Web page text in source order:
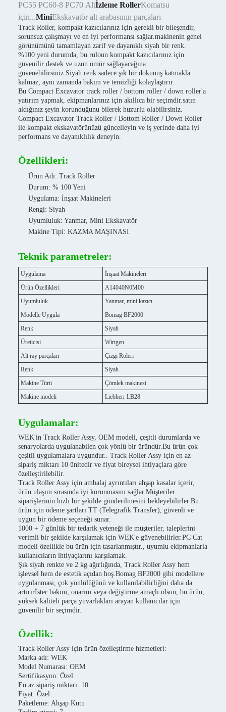
PC55 PC60-8 PC70 Altİzleme RollerKomatsu
için...MiniEkskavatör alt arabasının parçaları
Track Roller, kompakt kazıcılarınız için gerekli bir bileşendir,
sorunsuz çalışmayı ve en iyi performansı sağlar.makinenin genel
görünümünü tamamlayan zarif ve dayanıklı siyah bir renk.
%100 yeni durumda, bu ruloun kompakt kazıcılarınız için
güvenilir destek ve uzun ömür sağlayacağına
güvenebilirsiniz.Siyah renk sadece şık bir dokunuş katmakla
kalmaz, aynı zamanda bakım ve temizliği kolaylaştırır.
Bu Compact Excavator track roller / bottom roller / down roller'a
yatırım yapmak, ekipmanlarınız için akıllıca bir seçimdir.satın
aldığınız şeyin korunduğunu bilerek huzurlu olabilirsiniz.
Compact Excavator Track Roller / Bottom Roller / Down Roller
ile kompakt ekskavatörünüzü güncelleyin ve iş yerinde daha iyi
performans ve dayanıklılık deneyin.
Özellikleri:
Ürün Adı: Track Roller
Durum: % 100 Yeni
Uygulama: İnşaat Makineleri
Rengi: Siyah
Uyumluluk: Yanmar, Mini Ekskavatör
Makine Tipi: KAZMA MAŞINASI
Teknik parametreler:
Uygulama
İnşaat Makineleri
Ürün Özellikleri
A14040N0M00
Uyumluluk
Yanmar, mini kazıcı.
Modelle Uygula
Bomag BF2000
Renk
Siyah
Üreticisi
Wirtgen
Alt ray parçaları
Çizgi Roleri
Renk
Siyah
Makine Türü
Çömlek makinesi
Makine modeli
Liebherr LB28
Uygulamalar:
WEK'in Track Roller Assy, OEM modeli, çeşitli durumlarda ve
senaryolarda uygulanabilen çok yönlü bir üründür.Bu ürün çok
çeşitli uygulamalara uygundur.. Track Roller Assy için en az
sipariş miktarı 10 ünitedir ve fiyat bireysel ihtiyaçlara göre
özelleştirilebilir.
Track Roller Assy için ambalaj ayrıntıları ahşap kasalar içerir,
ürün ulaşım sırasında iyi korunmasını sağlar.Müşteriler
siparişlerinin hızlı bir şekilde gönderilmesini bekleyebilirler.Bu
ürün için ödeme şartları TT (Telegrafik Transfer), güvenli ve
uygun bir ödeme seçeneği sunar.
1000 + 7 günlük bir tedarik yeteneği ile müşteriler, taleplerini
verimli bir şekilde karşılamak için WEK'e güvenebilirler.PC Cat
modeli özellikle bu ürün için tasarlanmıştır., uyumlu ekipmanlarla
kullanıcıların ihtiyaçlarını karşılamak.
Şık siyah renkte ve 2 kg ağırlığında, Track Roller Assy hem
işlevsel hem de estetik açıdan hoş.Bomag BF2000 gibi modellere
uygulanması, çok yönlülüğünü ve kullanılabilirliğini daha da
artırırİster bakım, onarım veya değiştirme amaçlı olsun, bu ürün,
yüksek kaliteli parça yuvarlakları arayan kullanıcılar için
güvenilir bir seçimdir.
Özellik:
Track Roller Assy için ürün özelleştirme hizmetleri:
Marka adı: WEK
Model Numarası: OEM
Sertifikasyon: Özel
En az sipariş miktarı: 10
Fiyat: Özel
Paketleme: Ahşap Kutu